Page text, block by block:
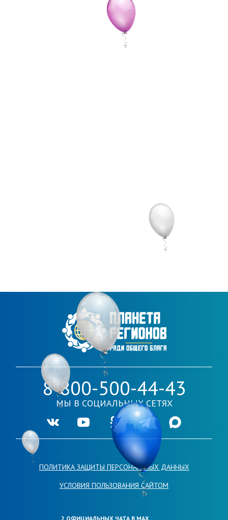
8-800-500-44-43
МЫ В СОЦИАЛЬНЫХ СЕТЯХ
Ссылка на нашу группу во VKontakte
Ссылка на наш канал в Youtube
Ссылка на нашу группу в
Ссылка на наш канал в
Ссылка на наш
ПОЛИТИКА ЗАЩИТЫ ПЕРСОНАЛЬНЫХ ДАННЫХ
УСЛОВИЯ ПОЛЬЗОВАНИЯ САЙТОМ
2 ОФИЦИАЛЬНЫХ ЧАТА В МАХ